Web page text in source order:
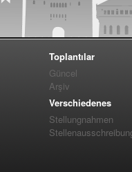
Toplantılar
Güncel
Arşiv
Verschiedenes
Stellungnahmen